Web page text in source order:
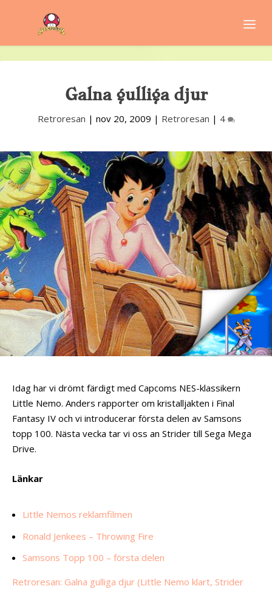
Galna gulliga djur
Retroresan | nov 20, 2009 | Retroresan | 4
Idag har vi drömt färdigt med Capcoms NES-klassikern
Little Nemo. Anders rapporter om kristalljakten i Final
Fantasy IV och vi introducerar första delen av Samsons
topp 100. Nästa vecka tar vi oss an Strider till Sega Mega
Drive.
Länkar
Little Nemos reklamfilmen
Ronald Jenkees – Throwing Fire
Samsons Topp 100 – första delen
Retroresan: Galna gulliga djur (Little Nemo klart, Strider